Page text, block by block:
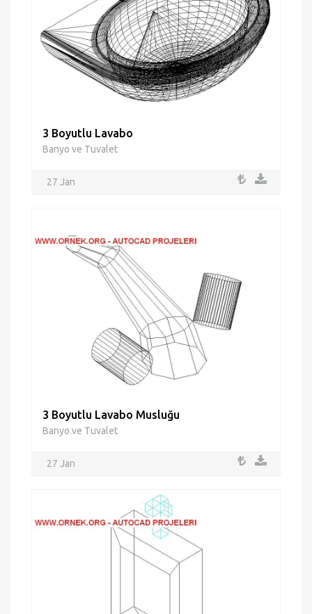
3 Boyutlu Lavabo
Banyo ve Tuvalet
27 Jan
3 Boyutlu Lavabo Musluğu
Banyo ve Tuvalet
27 Jan